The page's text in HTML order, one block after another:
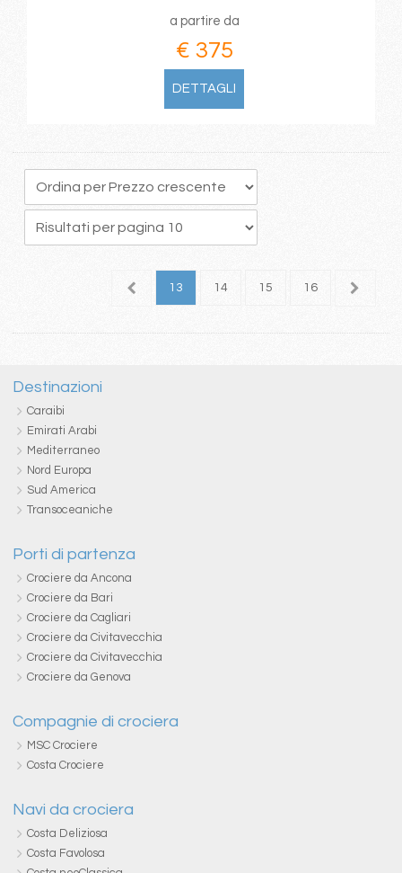
a partire da
€ 375
DETTAGLI
12 13 14 15 16 17
Destinazioni
Caraibi
Emirati Arabi
Mediterraneo
Nord Europa
Sud America
Transoceaniche
Porti di partenza
Crociere da Ancona
Crociere da Bari
Crociere da Cagliari
Crociere da Civitavecchia
Crociere da Civitavecchia
Crociere da Genova
Compagnie di crociera
MSC Crociere
Costa Crociere
Navi da crociera
Costa Deliziosa
Costa Favolosa